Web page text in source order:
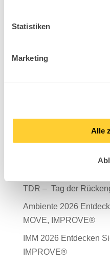
Statistiken
Marketing
Alle
Neueste Beiträge
TDR – Tag der
Ambiente 2026
MOVE, IMPROVE®
IMM 2026 Entdecken
IMPROVE®